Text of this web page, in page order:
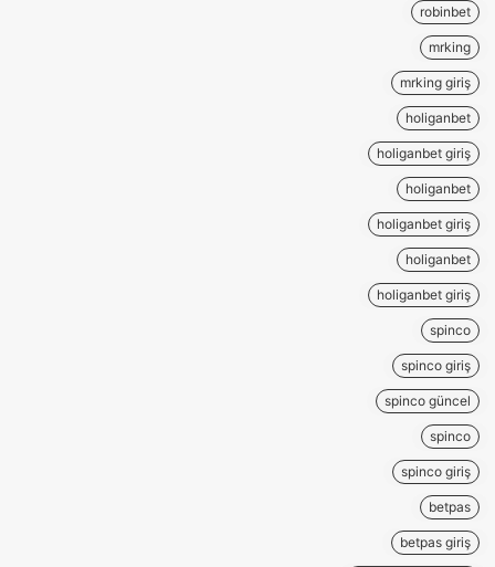
robinbet
mrking
mrking giriş
holiganbet
holiganbet giriş
holiganbet
holiganbet giriş
holiganbet
holiganbet giriş
spinco
spinco giriş
spinco güncel
spinco
spinco giriş
betpas
betpas giriş